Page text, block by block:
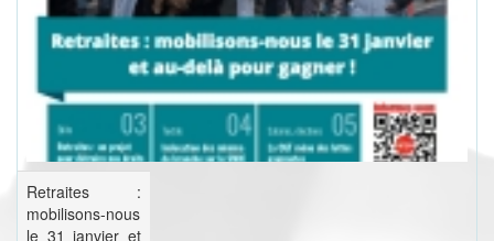
Retraites :
mobilisons-nous
le 31 janvier et